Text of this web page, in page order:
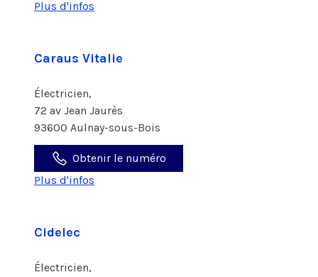
Plus d'infos
Caraus Vitalie
Électricien,
72 av Jean Jaurès
93600 Aulnay-sous-Bois
Obtenir le numéro
Plus d'infos
Cidelec
Électricien,